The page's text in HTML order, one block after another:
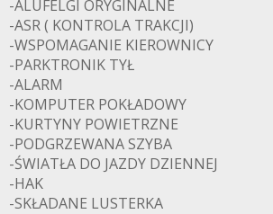
-ALUFELGI ORYGINALNE
-ASR ( KONTROLA TRAKCJI)
-WSPOMAGANIE KIEROWNICY
-PARKTRONIK TYŁ
-ALARM
-KOMPUTER POKŁADOWY
-KURTYNY POWIETRZNE
-PODGRZEWANA SZYBA
-ŚWIATŁA DO JAZDY DZIENNEJ
-HAK
-SKŁADANE LUSTERKA